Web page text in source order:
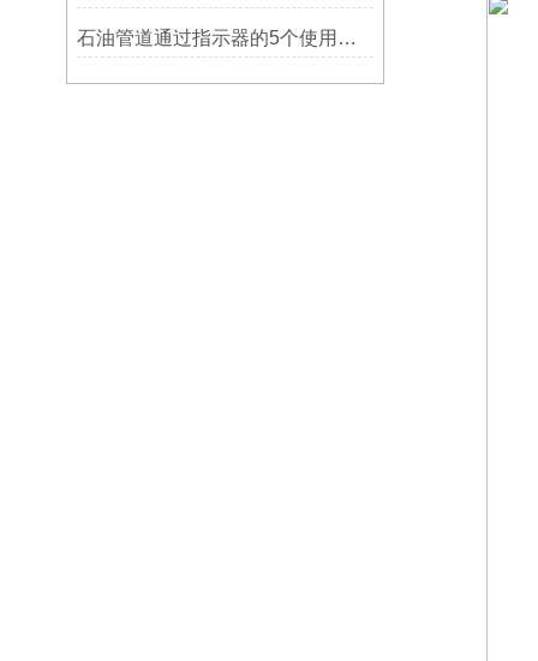
石油管道通过指示器的5个使用说明